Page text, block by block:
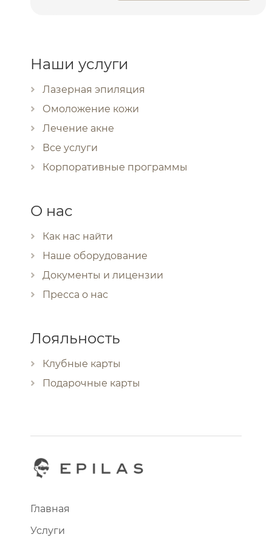
Наши услуги
Лазерная эпиляция
Омоложение кожи
Лечение акне
Все услуги
Корпоративные программы
О нас
Как нас найти
Наше оборудование
Документы и лицензии
Пресса о нас
Лояльность
Клубные карты
Подарочные карты
Главная
Услуги